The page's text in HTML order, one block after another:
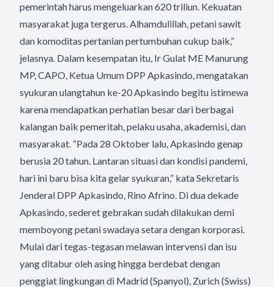
pemerintah harus mengeluarkan 620 triliun. Kekuatan
masyarakat juga tergerus. Alhamdulillah, petani sawit
dan komoditas pertanian pertumbuhan cukup baik,”
jelasnya. Dalam kesempatan itu, Ir Gulat ME Manurung
MP, CAPO, Ketua Umum DPP Apkasindo, mengatakan
syukuran ulangtahun ke-20 Apkasindo begitu istimewa
karena mendapatkan perhatian besar dari berbagai
kalangan baik pemeritah, pelaku usaha, akademisi, dan
masyarakat. “Pada 28 Oktober lalu, Apkasindo genap
berusia 20 tahun. Lantaran situasi dan kondisi pandemi,
hari ini baru bisa kita gelar syukuran,” kata Sekretaris
Jenderal DPP Apkasindo, Rino Afrino. Di dua dekade
Apkasindo, sederet gebrakan sudah dilakukan demi
memboyong petani swadaya setara dengan korporasi.
Mulai dari tegas-tegasan melawan intervensi dan isu
yang ditabur oleh asing hingga berdebat dengan
penggiat lingkungan di Madrid (Spanyol), Zurich (Swiss)